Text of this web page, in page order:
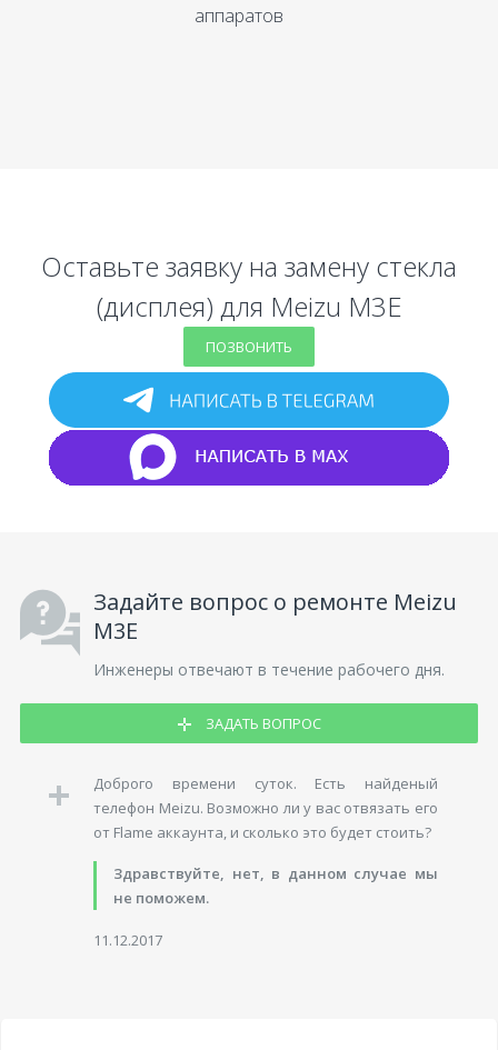
аппаратов
Оставьте заявку на замену стекла
(дисплея) для Meizu M3E
ПОЗВОНИТЬ
Задайте вопрос о ремонте Meizu
M3E
Инженеры отвечают в течение рабочего дня.
ЗАДАТЬ ВОПРОС
Доброго времени суток. Есть найденый
телефон Meizu. Возможно ли у вас отвязать его
от Flame аккаунта, и сколько это будет стоить?
Здравствуйте, нет, в данном случае мы
не поможем.
11.12.2017